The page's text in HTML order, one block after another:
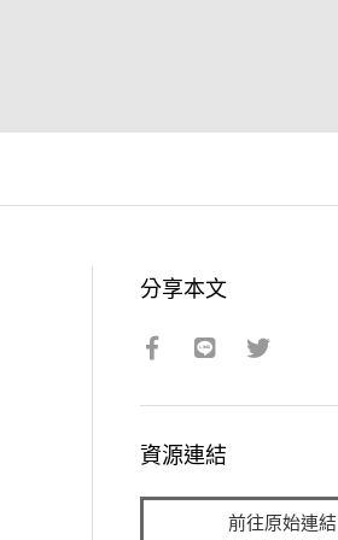
分享本文
資源連結
前往原始連結